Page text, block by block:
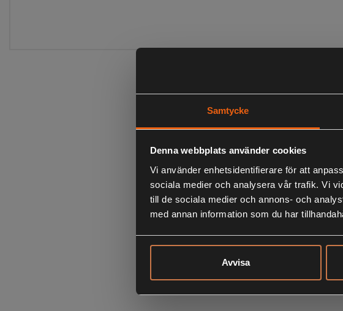
Samtycke
Denna webbplats använder cookies
Vi använder enhetsidentifierare för att
sociala medier och analysera vår trafik. Vi
till de sociala medier och annons- och
med annan information som du har
Avvisa